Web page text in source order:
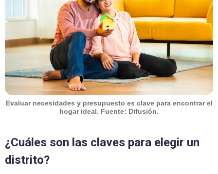
Evaluar necesidades y presupuesto es clave para encontrar el
hogar ideal. Fuente: Difusión.
¿Cuáles son las claves para elegir un
distrito?